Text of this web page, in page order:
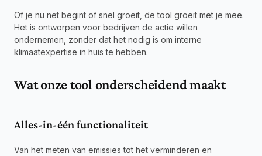
Of je nu net begint of snel groeit, de tool groeit met je mee.
Het is ontworpen voor bedrijven de actie willen
ondernemen, zonder dat het nodig is om interne
klimaatexpertise in huis te hebben.
Wat onze tool onderscheidend maakt
Alles-in-één functionaliteit
Van het meten van emissies tot het verminderen en